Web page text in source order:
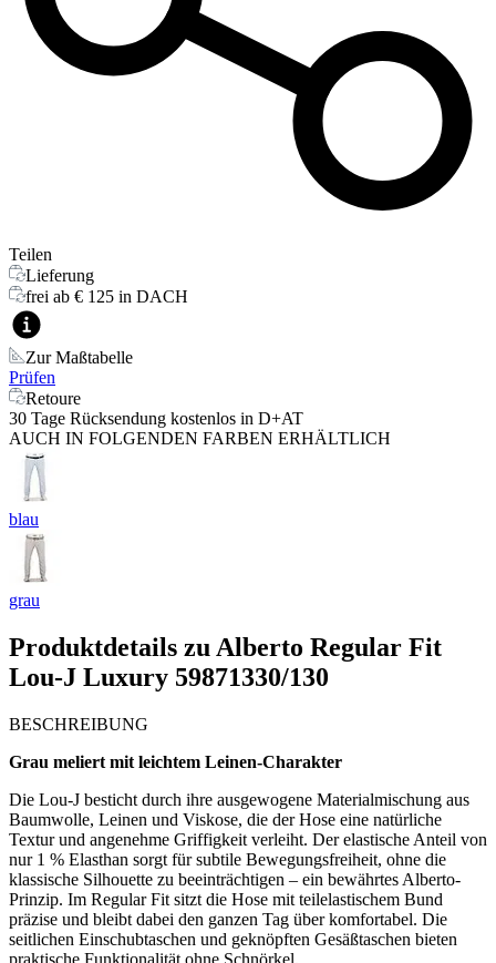
Teilen
Lieferung
frei ab € 125 in DACH
Zur Maßtabelle
Prüfen
Retoure
30 Tage Rücksendung kostenlos in D+AT
AUCH IN FOLGENDEN FARBEN ERHÄLTLICH
blau
grau
Produktdetails zu Alberto Regular Fit
Lou-J Luxury 59871330/130
BESCHREIBUNG
Grau meliert mit leichtem Leinen-Charakter
Die Lou-J besticht durch ihre ausgewogene Materialmischung aus
Baumwolle, Leinen und Viskose, die der Hose eine natürliche
Textur und angenehme Griffigkeit verleiht. Der elastische Anteil von
nur 1 % Elasthan sorgt für subtile Bewegungsfreiheit, ohne die
klassische Silhouette zu beeinträchtigen – ein bewährtes Alberto-
Prinzip. Im Regular Fit sitzt die Hose mit teilelastischem Bund
präzise und bleibt dabei den ganzen Tag über komfortabel. Die
seitlichen Einschubtaschen und geknöpften Gesäßtaschen bieten
praktische Funktionalität ohne Schnörkel.